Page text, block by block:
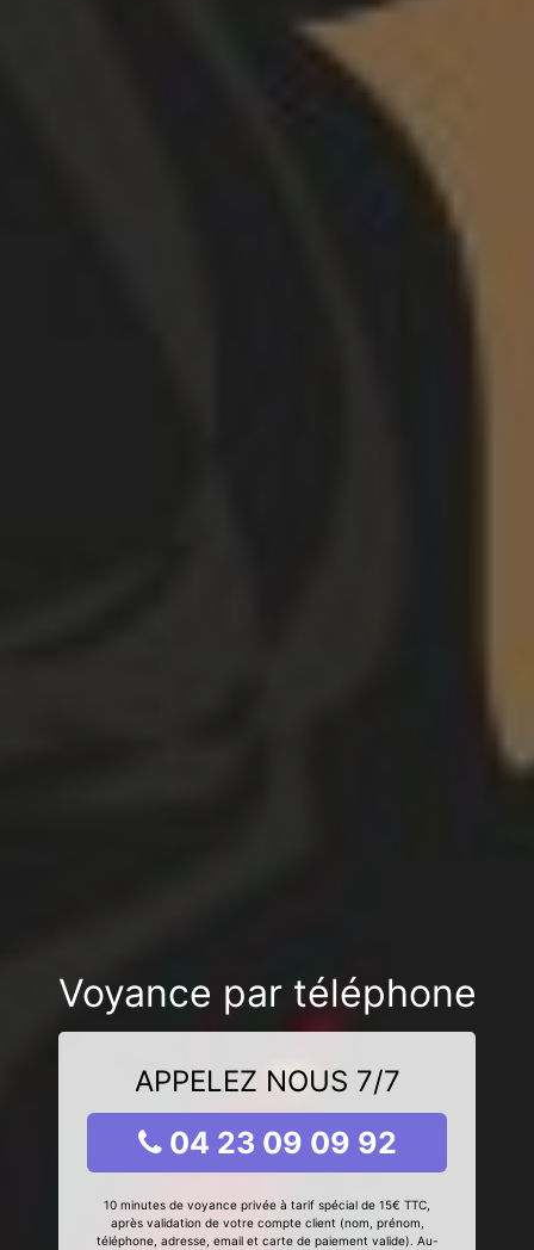
Voyance par téléphone
APPELEZ NOUS 7/7
04 23 09 09 92
10 minutes de voyance privée à tarif spécial de 15€ TTC,
après validation de votre compte client (nom, prénom,
téléphone, adresse, email et carte de paiement valide). Au-